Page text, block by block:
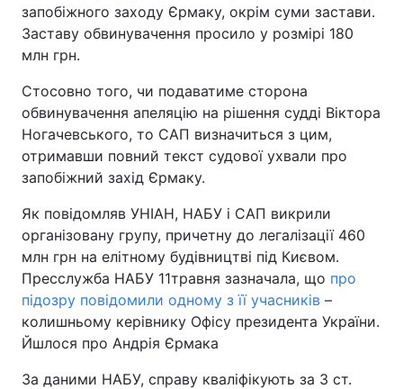
запобіжного заходу Єрмаку, окрім суми застави.
Заставу обвинувачення просило у розмірі 180
млн грн.
Стосовно того, чи подаватиме сторона
обвинувачення апеляцію на рішення судді Віктора
Ногачевського, то САП визначиться з цим,
отримавши повний текст судової ухвали про
запобіжний захід Єрмаку.
Як повідомляв УНІАН, НАБУ і САП викрили
організовану групу, причетну до легалізації 460
млн грн на елітному будівництві під Києвом.
Пресслужба НАБУ 11травня зазначала, що про
підозру повідомили одному з її учасників –
колишньому керівнику Офісу президента України.
Йшлося про Андрія Єрмака
За даними НАБУ, справу кваліфікують за 3 ст.